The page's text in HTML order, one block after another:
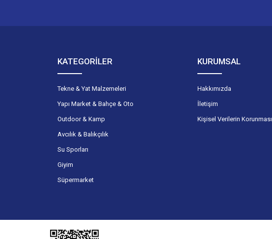
KATEGORİLER
Tekne & Yat Malzemeleri
Yapı Market & Bahçe & Oto
Outdoor & Kamp
Avcılık & Balıkçılık
Su Sporları
Giyim
Süpermarket
KURUMSAL
Hakkımızda
İletişim
Kişisel Verilerin Korunması